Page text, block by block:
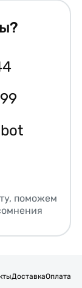
поможем
ДоставкаОплата